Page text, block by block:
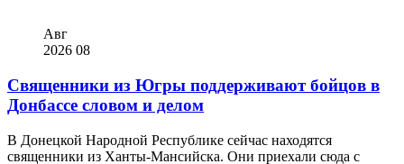
Авг
2026 08
Священники из Югры поддерживают бойцов в
Донбассе словом и делом
В Донецкой Народной Республике сейчас находятся
священники из Ханты-Мансийска. Они приехали сюда с